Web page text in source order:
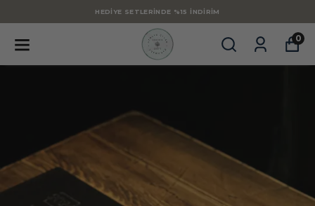
HEDIYE SETLERINDE %15 İNDIRIM
0